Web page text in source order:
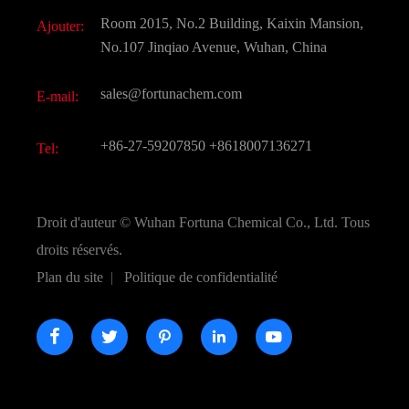
Saveurs et parfums
CAS chimiques
Ajouter:
Room 2015, No.2 Building, Kaixin Mansion,
No.107 Jinqiao Avenue, Wuhan, China
E-mail: sales@fortunachem.com
Tel: +86-27-59207850 +8618007136271
Droit d'auteur © Wuhan Fortuna Chemical Co., Ltd. Tous
droits réservés.
Plan du site | Politique de confidentialité
    